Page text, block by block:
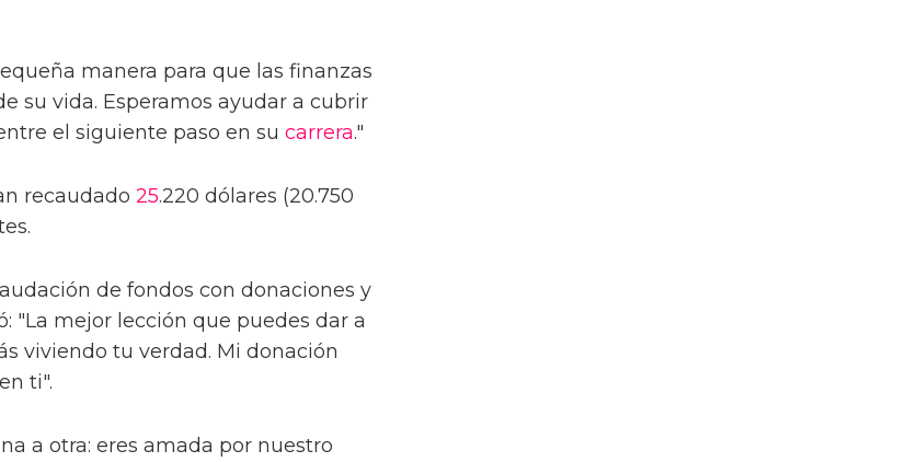
manera para que las finanzas
su vida. Esperamos ayudar a cubrir
el siguiente paso en su carrera."
recaudado 25.220 dólares (20.750
de fondos con donaciones y
"La mejor lección que puedes dar a
viviendo tu verdad. Mi donación
ti".
a otra: eres amada por nuestro